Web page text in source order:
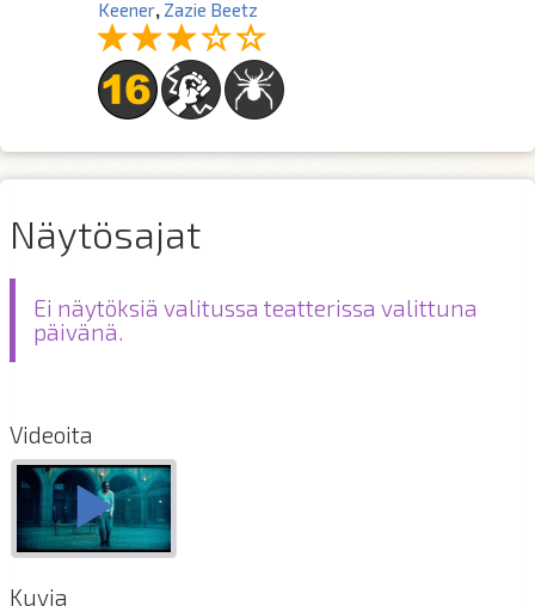
Keener, Zazie Beetz
Näytösajat
Ei näytöksiä valitussa teatterissa valittuna
päivänä.
Videoita
Kuvia